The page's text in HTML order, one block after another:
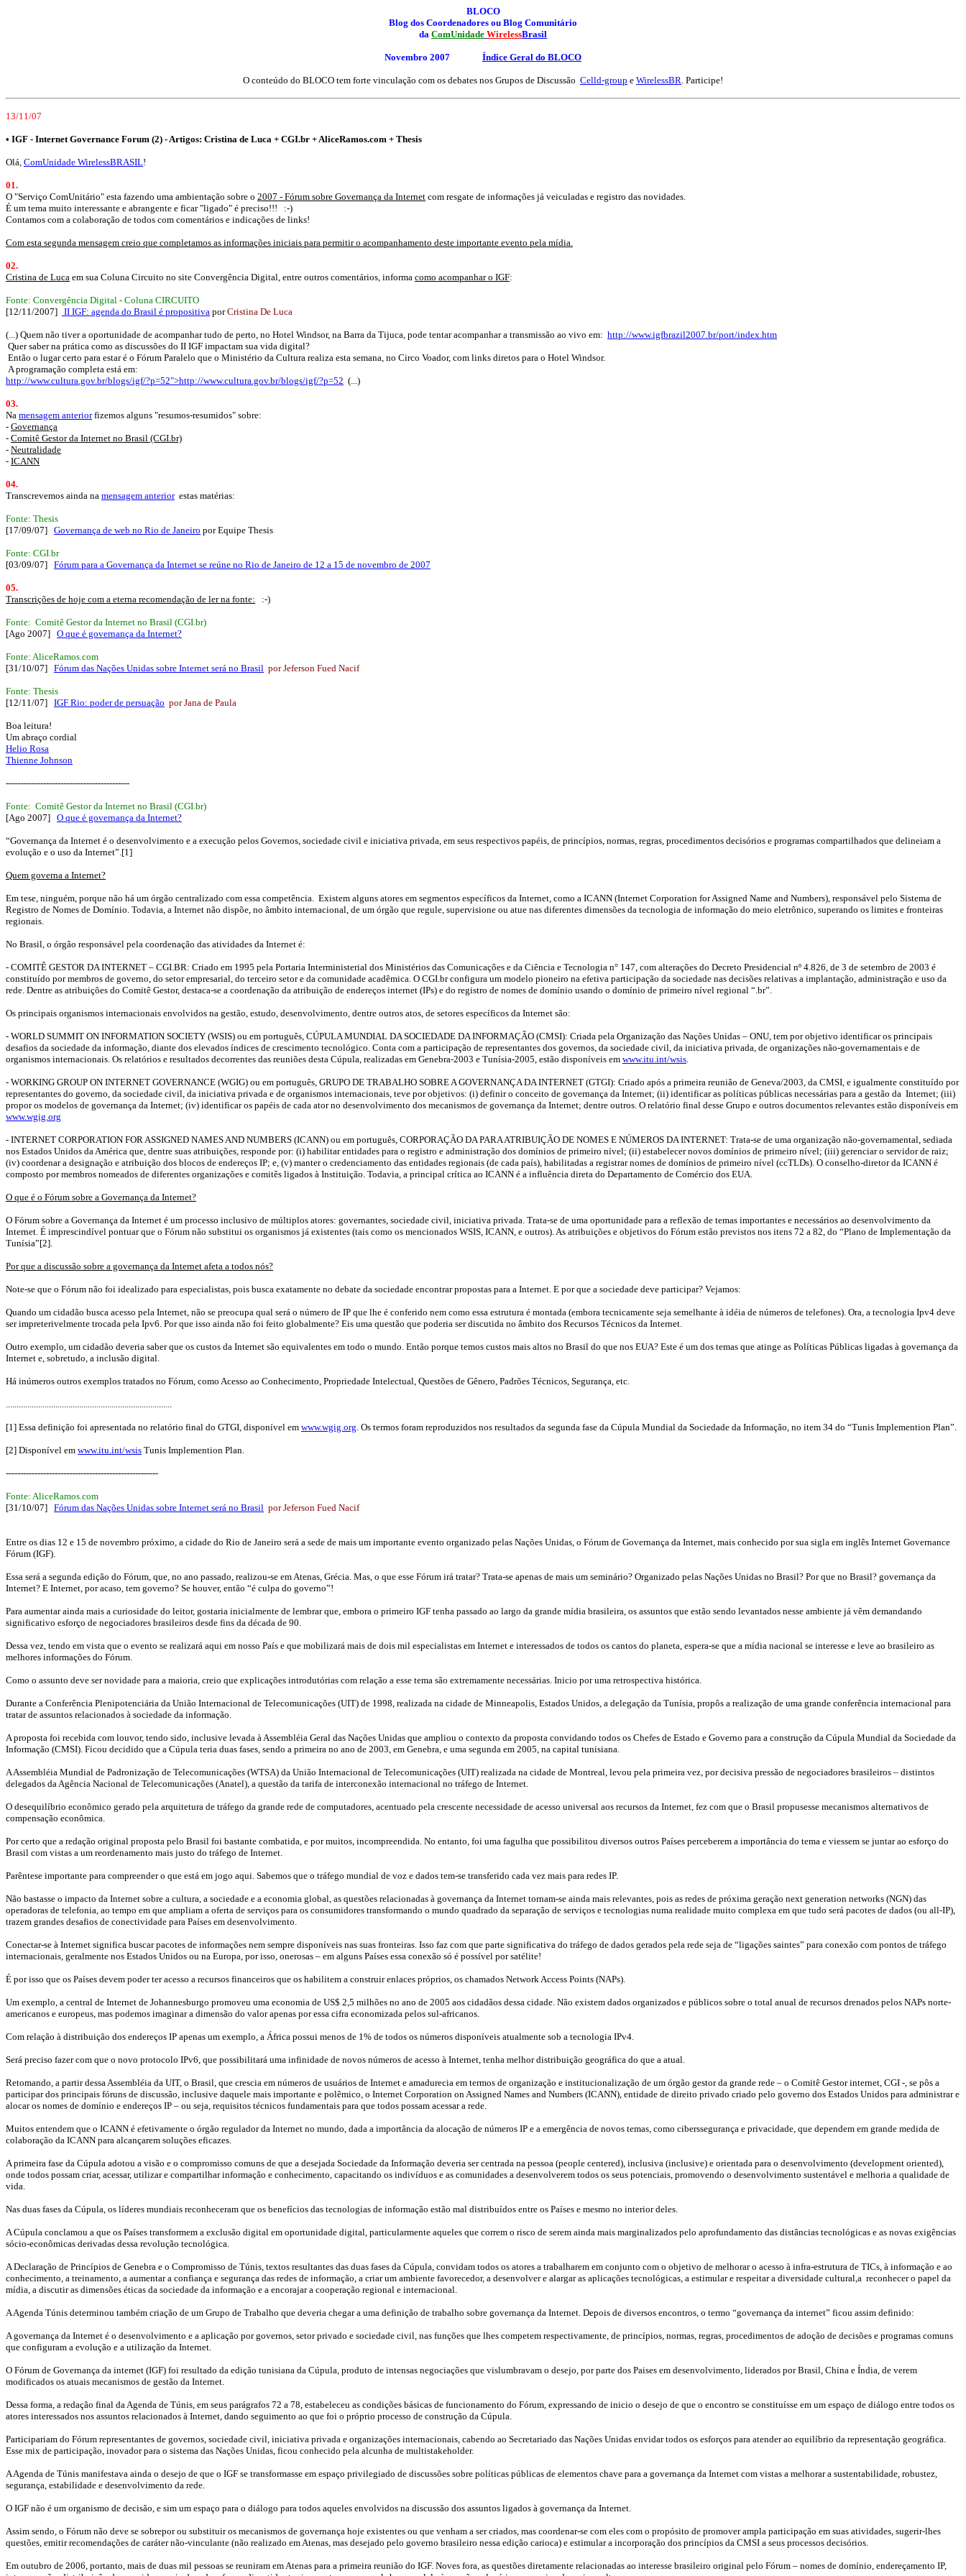
BLOCO
Blog dos Coordenadores ou Blog Comunitário
da ComUnidade WirelessBrasil
Novembro 2007 Índice Geral do BLOCO
O conteúdo do BLOCO tem forte vinculação com os debates nos Grupos de Discussão Celld-group e WirelessBR. Participe!
13/11/07
• IGF - Internet Governance Forum (2) - Artigos: Cristina de Luca + CGI.br + AliceRamos.com + Thesis
Olá, ComUnidade WirelessBRASIL!
01.
O "Serviço ComUnitário" esta fazendo uma ambientação sobre o 2007 - Fórum sobre Governança da Internet com resgate de informações já veiculadas e registro das novidades.
É um tema muito interessante e abrangente e ficar "ligado" é preciso!!! :-)
Contamos com a colaboração de todos com comentários e indicações de links!
Com esta segunda mensagem creio que completamos as informações iniciais para permitir o acompanhamento deste importante evento pela mídia.
02.
Cristina de Luca em sua Coluna Circuito no site Convergência Digital, entre outros comentários, informa como acompanhar o IGF:
Fonte: Convergência Digital - Coluna CIRCUITO
[12/11/2007] II IGF: agenda do Brasil é propositiva porCristina De Luca
(...) Quem não tiver a oportunidade de acompanhar tudo de perto, no Hotel Windsor, na Barra da Tijuca, pode tentar acompanhar a transmissão ao vivo em: http://www.igfbrazil2007.br/port/index.htm
Quer saber na prática como as discussões do II IGF impactam sua vida digital?
Então o lugar certo para estar é o Fórum Paralelo que o Ministério da Cultura realiza esta semana, no Circo Voador, com links diretos para o Hotel Windsor.
A programação completa está em:
http://www.cultura.gov.br/blogs/igf/?p=52">http://www.cultura.gov.br/blogs/igf/?p=52 (...)
03.
Na mensagem anteriorfizemos alguns "resumos-resumidos" sobre:
- Governança
- Comitê Gestor da Internet no Brasil (CGI.br)
- Neutralidade
- ICANN
04.
Transcrevemos ainda na mensagem anteriorestas matérias:
Fonte: Thesis
[17/09/07] Governança de web no Rio de Janeiro por Equipe Thesis
Fonte: CGI.br
[03/09/07] Fórum para a Governança da Internet se reúne no Rio de Janeiro de 12 a 15 de novembro de 2007
05.
Transcrições de hoje com a eterna recomendação de ler na fonte: :-)
Fonte: Comitê Gestor da Internet no Brasil (CGI.br)
[Ago 2007] O que é governança da Internet?
Fonte: AliceRamos.com
[31/10/07] Fórum das Nações Unidas sobre Internet será no Brasil por Jeferson Fued Nacif
Fonte: Thesis
[12/11/07] IGF Rio: poder de persuação por Jana de Paula
Boa leitura!
Um abraço cordial
Helio Rosa
Thienne Johnson
-------------------------------------------
Fonte: Comitê Gestor da Internet no Brasil (CGI.br)
[Ago 2007] O que é governança da Internet?
“Governança da Internet é o desenvolvimento e a execução pelos Governos, sociedade civil e iniciativa privada, em seus respectivos papéis, de princípios, normas, regras, procedimentos decisórios e programas compartilhados que delineiam a
evolução e o uso da Internet”.[1]
Quem governa a Internet?
Em tese, ninguém, porque não há um órgão centralizado com essa competência. Existem alguns atores em segmentos específicos da Internet, como a ICANN (Internet Corporation for Assigned Name and Numbers), responsável pelo Sistema de
Registro de Nomes de Domínio. Todavia, a Internet não dispõe, no âmbito internacional, de um órgão que regule, supervisione ou atue nas diferentes dimensões da tecnologia de informação do meio eletrônico, superando os limites e fronteiras
regionais.
No Brasil, o órgão responsável pela coordenação das atividades da Internet é:
- COMITÊ GESTOR DA INTERNET – CGI.BR: Criado em 1995 pela Portaria Interministerial dos Ministérios das Comunicações e da Ciência e Tecnologia n° 147, com alterações do Decreto Presidencial nº 4.826, de 3 de setembro de 2003 é
constituído por membros de governo, do setor empresarial, do terceiro setor e da comunidade acadêmica. O CGI.br configura um modelo pioneiro na efetiva participação da sociedade nas decisões relativas a implantação, administração e uso da
rede. Dentre as atribuições do Comitê Gestor, destaca-se a coordenação da atribuição de endereços internet (IPs) e do registro de nomes de domínio usando o domínio de primeiro nível regional “.br”.
Os principais organismos internacionais envolvidos na gestão, estudo, desenvolvimento, dentre outros atos, de setores específicos da Internet são:
- WORLD SUMMIT ON INFORMATION SOCIETY (WSIS) ou em português, CÚPULA MUNDIAL DA SOCIEDADE DA INFORMAÇÃO (CMSI): Criada pela Organização das Nações Unidas – ONU, tem por objetivo identificar os principais
desafios da sociedade da informação, diante dos elevados índices de crescimento tecnológico. Conta com a participação de representantes dos governos, da sociedade civil, da iniciativa privada, de organizações não-governamentais e de
organismos internacionais. Os relatórios e resultados decorrentes das reuniões desta Cúpula, realizadas em Genebra-2003 e Tunísia-2005, estão disponíveis em www.itu.int/wsis.
- WORKING GROUP ON INTERNET GOVERNANCE (WGIG) ou em português, GRUPO DE TRABALHO SOBRE A GOVERNANÇA DA INTERNET (GTGI): Criado após a primeira reunião de Geneva/2003, da CMSI, e igualmente constituído por
representantes do governo, da sociedade civil, da iniciativa privada e de organismos internacionais, teve por objetivos: (i) definir o conceito de governança da Internet; (ii) identificar as políticas públicas necessárias para a gestão da Internet; (iii)
propor os modelos de governança da Internet; (iv) identificar os papéis de cada ator no desenvolvimento dos mecanismos de governança da Internet; dentre outros. O relatório final desse Grupo e outros documentos relevantes estão disponíveis em
www.wgig.org
- INTERNET CORPORATION FOR ASSIGNED NAMES AND NUMBERS (ICANN) ou em português, CORPORAÇÃO DA PARA ATRIBUIÇÃO DE NOMES E NÚMEROS DA INTERNET: Trata-se de uma organização não-governamental, sediada
nos Estados Unidos da América que, dentre suas atribuições, responde por: (i) habilitar entidades para o registro e administração dos domínios de primeiro nível; (ii) estabelecer novos domínios de primeiro nível; (iii) gerenciar o servidor de raiz;
(iv) coordenar a designação e atribuição dos blocos de endereços IP; e, (v) manter o credenciamento das entidades regionais (de cada país), habilitadas a registrar nomes de domínios de primeiro nível (ccTLDs). O conselho-diretor da ICANN é
composto por membros nomeados de diferentes organizações e comitês ligados à Instituição. Todavia, a principal crítica ao ICANN é a influência direta do Departamento de Comércio dos EUA.
O que é o Fórum sobre a Governança da Internet?
O Fórum sobre a Governança da Internet é um processo inclusivo de múltiplos atores: governantes, sociedade civil, iniciativa privada. Trata-se de uma oportunidade para a reflexão de temas importantes e necessários ao desenvolvimento da
Internet. É imprescindível pontuar que o Fórum não substitui os organismos já existentes (tais como os mencionados WSIS, ICANN, e outros). As atribuições e objetivos do Fórum estão previstos nos itens 72 a 82, do “Plano de Implementação da
Tunísia”[2].
Por que a discussão sobre a governança da Internet afeta a todos nós?
Note-se que o Fórum não foi idealizado para especialistas, pois busca exatamente no debate da sociedade encontrar propostas para a Internet. E por que a sociedade deve participar? Vejamos:
Quando um cidadão busca acesso pela Internet, não se preocupa qual será o número de IP que lhe é conferido nem como essa estrutura é montada (embora tecnicamente seja semelhante à idéia de números de telefones). Ora, a tecnologia Ipv4 deve
ser impreterivelmente trocada pela Ipv6. Por que isso ainda não foi feito globalmente? Eis uma questão que poderia ser discutida no âmbito dos Recursos Técnicos da Internet.
Outro exemplo, um cidadão deveria saber que os custos da Internet são equivalentes em todo o mundo. Então porque temos custos mais altos no Brasil do que nos EUA? Este é um dos temas que atinge as Políticas Públicas ligadas à governança da
Internet e, sobretudo, a inclusão digital.
Há inúmeros outros exemplos tratados no Fórum, como Acesso ao Conhecimento, Propriedade Intelectual, Questões de Gênero, Padrões Técnicos, Segurança, etc.
.............................................................................
[1] Essa definição foi apresentada no relatório final do GTGI, disponível em www.wgig.org. Os termos foram reproduzidos nos resultados da segunda fase da Cúpula Mundial da Sociedade da Informação, no item 34 do “Tunis Implemention Plan”.
[2] Disponível em www.itu.int/wsis Tunis Implemention Plan.
-----------------------------------------------------
Fonte: AliceRamos.com
[31/10/07] Fórum das Nações Unidas sobre Internet será no Brasil por Jeferson Fued Nacif
Entre os dias 12 e 15 de novembro próximo, a cidade do Rio de Janeiro será a sede de mais um importante evento organizado pelas Nações Unidas, o Fórum de Governança da Internet, mais conhecido por sua sigla em inglês Internet Governance
Fórum (IGF).
Essa será a segunda edição do Fórum, que, no ano passado, realizou-se em Atenas, Grécia. Mas, o que esse Fórum irá tratar? Trata-se apenas de mais um seminário? Organizado pelas Nações Unidas no Brasil? Por que no Brasil? governança da
Internet? E Internet, por acaso, tem governo? Se houver, então “é culpa do governo”!
Para aumentar ainda mais a curiosidade do leitor, gostaria inicialmente de lembrar que, embora o primeiro IGF tenha passado ao largo da grande mídia brasileira, os assuntos que estão sendo levantados nesse ambiente já vêm demandando
significativo esforço de negociadores brasileiros desde fins da década de 90.
Dessa vez, tendo em vista que o evento se realizará aqui em nosso País e que mobilizará mais de dois mil especialistas em Internet e interessados de todos os cantos do planeta, espera-se que a mídia nacional se interesse e leve ao brasileiro as
melhores informações do Fórum.
Como o assunto deve ser novidade para a maioria, creio que explicações introdutórias com relação a esse tema são extremamente necessárias. Inicio por uma retrospectiva histórica.
Durante a Conferência Plenipotenciária da União Internacional de Telecomunicações (UIT) de 1998, realizada na cidade de Minneapolis, Estados Unidos, a delegação da Tunísia, propôs a realização de uma grande conferência internacional para
tratar de assuntos relacionados à sociedade da informação.
A proposta foi recebida com louvor, tendo sido, inclusive levada à Assembléia Geral das Nações Unidas que ampliou o contexto da proposta convidando todos os Chefes de Estado e Governo para a construção da Cúpula Mundial da Sociedade da
Informação (CMSI). Ficou decidido que a Cúpula teria duas fases, sendo a primeira no ano de 2003, em Genebra, e uma segunda em 2005, na capital tunisiana.
A Assembléia Mundial de Padronização de Telecomunicações (WTSA) da União Internacional de Telecomunicações (UIT) realizada na cidade de Montreal, levou pela primeira vez, por decisiva pressão de negociadores brasileiros – distintos
delegados da Agência Nacional de Telecomunicações (Anatel), a questão da tarifa de interconexão internacional no tráfego de Internet.
O desequilíbrio econômico gerado pela arquitetura de tráfego da grande rede de computadores, acentuado pela crescente necessidade de acesso universal aos recursos da Internet, fez com que o Brasil propusesse mecanismos alternativos de
compensação econômica.
Por certo que a redação original proposta pelo Brasil foi bastante combatida, e por muitos, incompreendida. No entanto, foi uma fagulha que possibilitou diversos outros Países perceberem a importância do tema e viessem se juntar ao esforço do
Brasil com vistas a um reordenamento mais justo do tráfego de Internet.
Parêntese importante para compreender o que está em jogo aqui. Sabemos que o tráfego mundial de voz e dados tem-se transferido cada vez mais para redes IP.
Não bastasse o impacto da Internet sobre a cultura, a sociedade e a economia global, as questões relacionadas à governança da Internet tornam-se ainda mais relevantes, pois as redes de próxima geração next generation networks (NGN) das
operadoras de telefonia, ao tempo em que ampliam a oferta de serviços para os consumidores transformando o mundo quadrado da separação de serviços e tecnologias numa realidade muito complexa em que tudo será pacotes de dados (ou all-IP),
trazem grandes desafios de conectividade para Países em desenvolvimento.
Conectar-se à Internet significa buscar pacotes de informações nem sempre disponíveis nas suas fronteiras. Isso faz com que parte significativa do tráfego de dados gerados pela rede seja de “ligações saintes” para conexão com pontos de tráfego
internacionais, geralmente nos Estados Unidos ou na Europa, por isso, onerosas – em alguns Países essa conexão só é possível por satélite!
É por isso que os Países devem poder ter acesso a recursos financeiros que os habilitem a construir enlaces próprios, os chamados Network Access Points (NAPs).
Um exemplo, a central de Internet de Johannesburgo promoveu uma economia de US$ 2,5 milhões no ano de 2005 aos cidadãos dessa cidade. Não existem dados organizados e públicos sobre o total anual de recursos drenados pelos NAPs norte-
americanos e europeus, mas podemos imaginar a dimensão do valor apenas por essa cifra economizada pelos sul-africanos.
Com relação à distribuição dos endereços IP apenas um exemplo, a África possui menos de 1% de todos os números disponíveis atualmente sob a tecnologia IPv4.
Será preciso fazer com que o novo protocolo IPv6, que possibilitará uma infinidade de novos números de acesso à Internet, tenha melhor distribuição geográfica do que a atual.
Retomando, a partir dessa Assembléia da UIT, o Brasil, que crescia em números de usuários de Internet e amadurecia em termos de organização e institucionalização de um órgão gestor da grande rede – o Comitê Gestor internet, CGI -, se pôs a
participar dos principais fóruns de discussão, inclusive daquele mais importante e polêmico, o Internet Corporation on Assigned Names and Numbers (ICANN), entidade de direito privado criado pelo governo dos Estados Unidos para administrar e
alocar os nomes de domínio e endereços IP – ou seja, requisitos técnicos fundamentais para que todos possam acessar a rede.
Muitos entendem que o ICANN é efetivamente o órgão regulador da Internet no mundo, dada a importância da alocação de números IP e a emergência de novos temas, como ciberssegurança e privacidade, que dependem em grande medida de
colaboração da ICANN para alcançarem soluções eficazes.
A primeira fase da Cúpula adotou a visão e o compromisso comuns de que a desejada Sociedade da Informação deveria ser centrada na pessoa (people centered), inclusiva (inclusive) e orientada para o desenvolvimento (development oriented),
onde todos possam criar, acessar, utilizar e compartilhar informação e conhecimento, capacitando os indivíduos e as comunidades a desenvolverem todos os seus potenciais, promovendo o desenvolvimento sustentável e melhoria a qualidade de
vida.
Nas duas fases da Cúpula, os líderes mundiais reconheceram que os benefícios das tecnologias de informação estão mal distribuídos entre os Países e mesmo no interior deles.
A Cúpula conclamou a que os Países transformem a exclusão digital em oportunidade digital, particularmente aqueles que correm o risco de serem ainda mais marginalizados pelo aprofundamento das distâncias tecnológicas e as novas exigências
sócio-econômicas derivadas dessa revolução tecnológica.
A Declaração de Princípios de Genebra e o Compromisso de Túnis, textos resultantes das duas fases da Cúpula, convidam todos os atores a trabalharem em conjunto com o objetivo de melhorar o acesso à infra-estrutura de TICs, à informação e ao
conhecimento, a treinamento, a aumentar a confiança e segurança das redes de informação, a criar um ambiente favorecedor, a desenvolver e alargar as aplicações tecnológicas, a estimular e respeitar a diversidade cultural,a reconhecer o papel da
mídia, a discutir as dimensões éticas da sociedade da informação e a encorajar a cooperação regional e internacional.
A Agenda Túnis determinou também criação de um Grupo de Trabalho que deveria chegar a uma definição de trabalho sobre governança da Internet. Depois de diversos encontros, o termo “governança da internet” ficou assim definido:
A governança da Internet é o desenvolvimento e a aplicação por governos, setor privado e sociedade civil, nas funções que lhes competem respectivamente, de princípios, normas, regras, procedimentos de adoção de decisões e programas comuns
que configuram a evolução e a utilização da Internet.
O Fórum de Governança da internet (IGF) foi resultado da edição tunisiana da Cúpula, produto de intensas negociações que vislumbravam o desejo, por parte dos Paises em desenvolvimento, liderados por Brasil, China e Índia, de verem
modificados os atuais mecanismos de gestão da Internet.
Dessa forma, a redação final da Agenda de Túnis, em seus parágrafos 72 a 78, estabeleceu as condições básicas de funcionamento do Fórum, expressando de inicio o desejo de que o encontro se constituísse em um espaço de diálogo entre todos os
atores interessados nos assuntos relacionados à Internet, dando seguimento ao que foi o próprio processo de construção da Cúpula.
Participariam do Fórum representantes de governos, sociedade civil, iniciativa privada e organizações internacionais, cabendo ao Secretariado das Nações Unidas envidar todos os esforços para atender ao equilíbrio da representação geográfica.
Esse mix de participação, inovador para o sistema das Nações Unidas, ficou conhecido pela alcunha de multistakeholder.
A Agenda de Túnis manifestava ainda o desejo de que o IGF se transformasse em espaço privilegiado de discussões sobre políticas públicas de elementos chave para a governança da Internet com vistas a melhorar a sustentabilidade, robustez,
segurança, estabilidade e desenvolvimento da rede.
O IGF não é um organismo de decisão, e sim um espaço para o diálogo para todos aqueles envolvidos na discussão dos assuntos ligados à governança da Internet.
Assim sendo, o Fórum não deve se sobrepor ou substituir os mecanismos de governança hoje existentes ou que venham a ser criados, mas coordenar-se com eles com o propósito de promover ampla participação em suas atividades, sugerir-lhes
questões, emitir recomendações de caráter não-vinculante (não realizado em Atenas, mas desejado pelo governo brasileiro nessa edição carioca) e estimular a incorporação dos princípios da CMSI a seus processos decisórios.
Em outubro de 2006, portanto, mais de duas mil pessoas se reuniram em Atenas para a primeira reunião do IGF. Noves fora, as questões diretamente relacionadas ao interesse brasileiro original pelo Fórum – nomes de domínio, endereçamento IP,